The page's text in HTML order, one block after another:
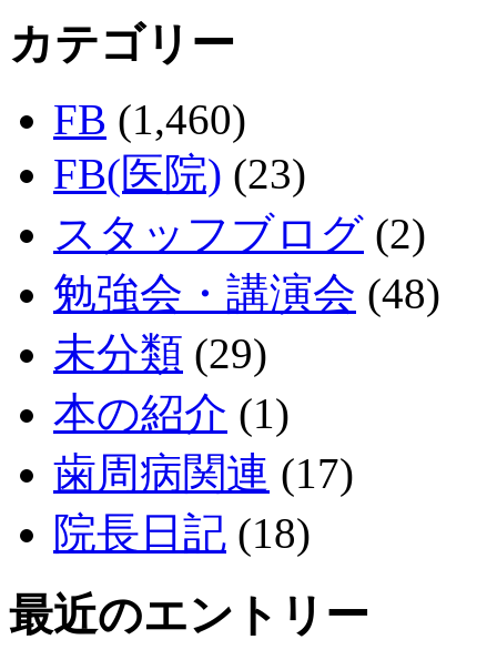
カテゴリー
FB (1,460)
FB(医院) (23)
スタッフブログ (2)
勉強会・講演会 (48)
未分類 (29)
本の紹介 (1)
歯周病関連 (17)
院長日記 (18)
最近のエントリー